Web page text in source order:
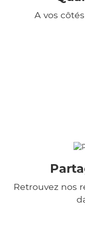
A vos
Retrouvez nos